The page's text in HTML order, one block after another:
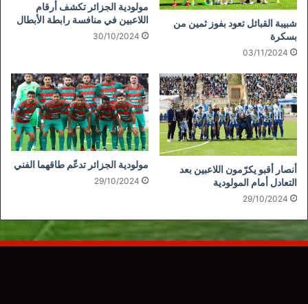
شبيبة القبائل تعود بفوز ثمين من
بسكرة
03/11/2024
مولودية الجزائر تكشف أرقام
اللاعبين في منافسة رابطة الأبطال
30/10/2024
أنصار أقبو يكرّمون اللاعبين بعد
التعادل أمام المولودية
29/10/2024
مولودية الجزائر تدعّم طاقهما الفني
29/10/2024